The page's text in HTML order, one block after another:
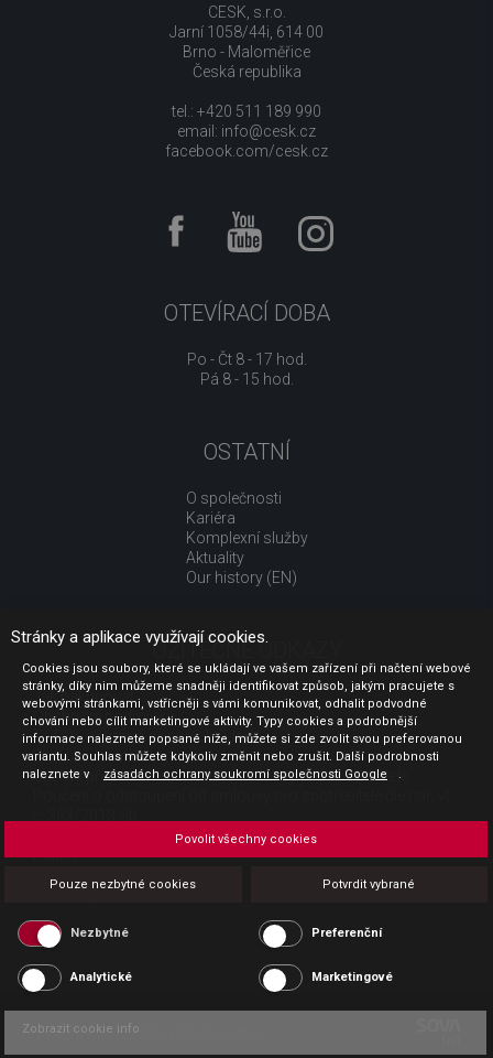
CESK, s.r.o.
Jarní 1058/44i, 614 00
Brno - Maloměřice
Česká republika
tel.: +420 511 189 990
email: info@cesk.cz
facebook.com/cesk.cz
OTEVÍRACÍ DOBA
Po - Čt 8 - 17 hod.
Pá 8 - 15 hod.
OSTATNÍ
O společnosti
Kariéra
Komplexní služby
Aktuality
Our history (EN)
UŽITEČNÉ ODKAZY
Jak nakupovat
Obchodní podmínky
GDPR - ochrana osobních údajů
Profil zadavatele
Sdělení před uzavřením kupní smlouvy pro spotřebitele
Platba
Povinná publicita
Copyright CESK 2026 |
Stránky a aplikace využívají cookies.
Cookies jsou soubory, které se ukládají ve vašem zařízení při načtení webové
stránky, díky nim můžeme snadněji identifikovat způsob, jakým pracujete s
webovými stránkami, vstřícněji s vámi komunikovat, odhalit podvodné
chování nebo cílit marketingové aktivity. Typy cookies a podrobnější
informace naleznete popsané níže, můžete si zde zvolit svou preferovanou
variantu. Souhlas můžete kdykoliv změnit nebo zrušit. Další podrobnosti
naleznete v
zásadách ochrany soukromí společnosti Google .
Pouze nezbytné cookies Potvrdit vybrané
Povolit všechny cookies
Nezbytné Preferenční
Analytické Marketingové
Zobrazit cookie info